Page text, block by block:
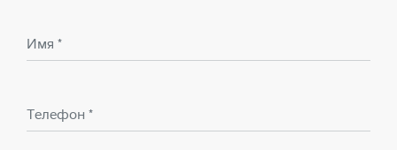
Имя *
Телефон *